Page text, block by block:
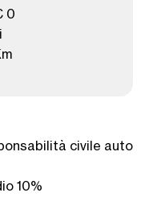
0
civile auto
10%